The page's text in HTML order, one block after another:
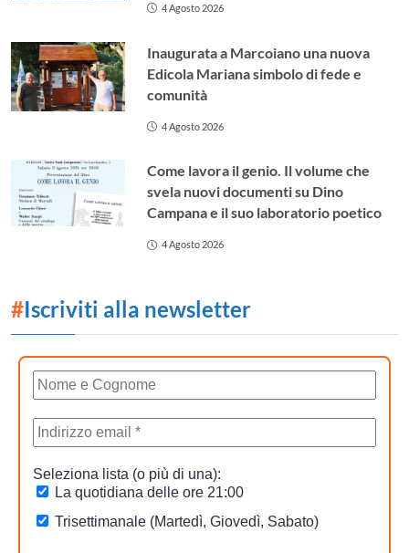
4 Agosto 2026
Inaugurata a Marcoiano una nuova
Edicola Mariana simbolo di fede e
comunità
4 Agosto 2026
Come lavora il genio. Il volume che
svela nuovi documenti su Dino
Campana e il suo laboratorio poetico
4 Agosto 2026
#Iscriviti alla newsletter